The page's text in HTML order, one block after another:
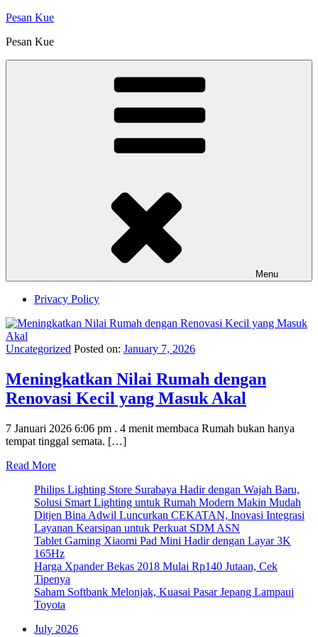
Skip
content
Pesan Kue
Pesan Kue
Menu
Privacy Policy
Uncategorized Posted on: January 7, 2026
Meningkatkan Nilai Rumah dengan
Renovasi Kecil yang Masuk Akal
7 Januari 2026 6:06 pm . 4 menit membaca Rumah bukan hanya
tempat tinggal semata. […]
Read More
Philips Lighting Store Surabaya Hadir dengan Wajah Baru,
Solusi Smart Lighting untuk Rumah Modern Makin Mudah
Ditjen Bina Adwil Luncurkan CEKATAN, Inovasi Integrasi
Layanan Kearsipan untuk Perkuat SDM ASN
Tablet Gaming Xiaomi Pad Mini Hadir dengan Layar 3K
165Hz
Harga Xpander Bekas 2018 Mulai Rp140 Jutaan, Cek
Tipenya
Saham Softbank Melonjak, Kuasai Pasar Jepang Lampaui
Toyota
July 2026